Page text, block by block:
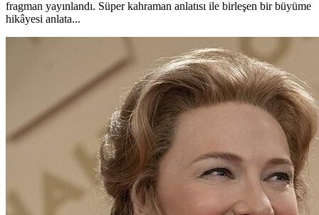
fragman yayınlandı. Süper kahraman anlatısı ile birleşen bir büyüme
hikâyesi anlata...